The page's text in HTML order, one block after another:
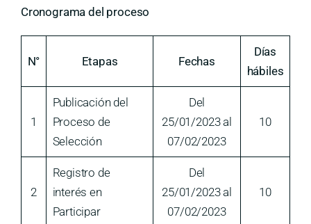
Cronograma del proceso
N° Etapas Fechas
Días
hábiles
1
Publicación del
Proceso de
Selección
Del
25/01/2023 al
07/02/2023
10
2
Registro de
interés en
Participar
Del
25/01/2023 al
07/02/2023
10